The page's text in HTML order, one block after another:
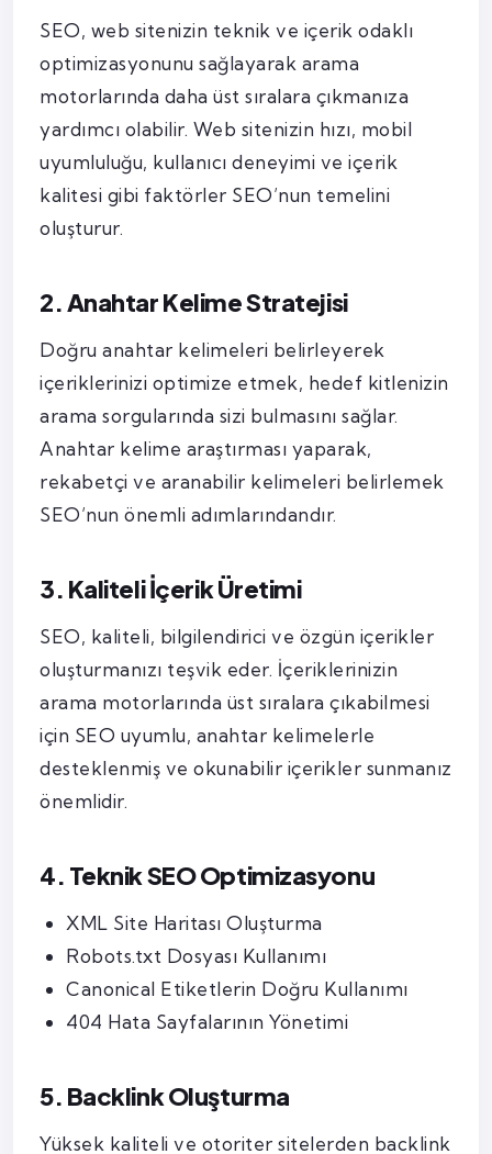
SEO, web sitenizin teknik ve içerik odaklı
optimizasyonunu sağlayarak arama
motorlarında daha üst sıralara çıkmanıza
yardımcı olabilir. Web sitenizin hızı, mobil
uyumluluğu, kullanıcı deneyimi ve içerik
kalitesi gibi faktörler SEO’nun temelini
oluşturur.
2. Anahtar Kelime Stratejisi
Doğru anahtar kelimeleri belirleyerek
içeriklerinizi optimize etmek, hedef kitlenizin
arama sorgularında sizi bulmasını sağlar.
Anahtar kelime araştırması yaparak,
rekabetçi ve aranabilir kelimeleri belirlemek
SEO’nun önemli adımlarındandır.
3. Kaliteli İçerik Üretimi
SEO, kaliteli, bilgilendirici ve özgün içerikler
oluşturmanızı teşvik eder. İçeriklerinizin
arama motorlarında üst sıralara çıkabilmesi
için SEO uyumlu, anahtar kelimelerle
desteklenmiş ve okunabilir içerikler sunmanız
önemlidir.
4. Teknik SEO Optimizasyonu
XML Site Haritası Oluşturma
Robots.txt Dosyası Kullanımı
Canonical Etiketlerin Doğru Kullanımı
404 Hata Sayfalarının Yönetimi
5. Backlink Oluşturma
Yüksek kaliteli ve otoriter sitelerden backlink